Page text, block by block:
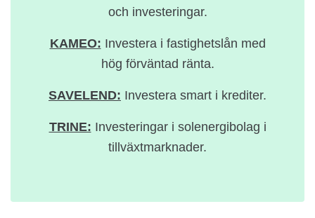
och investeringar.
KAMEO: Investera i fastighetslån med
hög förväntad ränta.
SAVELEND: Investera smart i krediter.
TRINE: Investeringar i solenergibolag i
tillväxtmarknader.